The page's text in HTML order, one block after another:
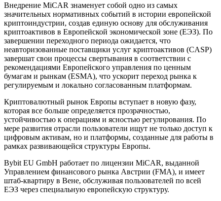
Внедрение MiCAR знаменует собой одно из самых
значительных нормативных событий в истории европейской
криптоиндустрии, создав единую основу для обслуживания
криптоактивов в Европейской экономической зоне (ЕЭЗ). По
завершении переходного периода ожидается, что
неавторизованные поставщики услуг криптоактивов (CASP)
завершат свои процессы свертывания в соответствии с
рекомендациями Европейского управления по ценным
бумагам и рынкам (ESMA), что ускорит переход рынка к
регулируемым и локально согласованным платформам.
Криптовалютный рынок Европы вступает в новую фазу,
которая все больше определяется прозрачностью,
устойчивостью к операциям и ясностью регулирования. По
мере развития отрасли пользователи ищут не только доступ к
цифровым активам, но и платформы, созданные для работы в
рамках развивающейся структуры Европы.
Bybit EU GmbH работает по лицензии MiCAR, выданной
Управлением финансового рынка Австрии (FMA), и имеет
штаб-квартиру в Вене, обслуживая пользователей по всей
ЕЭЗ через специальную европейскую структуру.